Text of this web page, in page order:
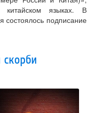
китайском языках. В
состоялось подписание